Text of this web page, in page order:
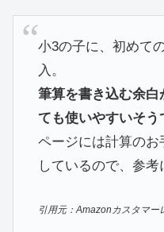
小3の子に、初めて
入。
筆算を書き込む余白
ても使いやすいそう
ページには計算の
しているので、参考
引用元：Amazonカスタマー